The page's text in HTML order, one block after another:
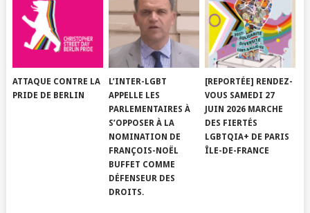
ATTAQUE CONTRE LA
PRIDE DE BERLIN
L’INTER-LGBT
APPELLE LES
PARLEMENTAIRES À
S’OPPOSER À LA
NOMINATION DE
FRANÇOIS-NOËL
BUFFET COMME
DÉFENSEUR DES
DROITS.
[REPORTÉE] RENDEZ-
VOUS SAMEDI 27
JUIN 2026 MARCHE
DES FIERTÉS
LGBTQIA+ DE PARIS
ÎLE-DE-FRANCE